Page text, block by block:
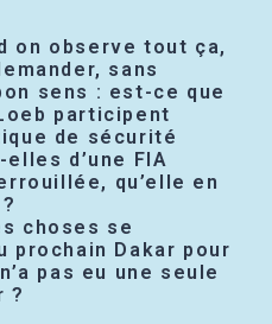
on observe tout ça,
sans
sens : est-ce que
participent
de sécurité
d’une FIA
qu’elle en
choses se
prochain Dakar pour
pas eu une seule
?